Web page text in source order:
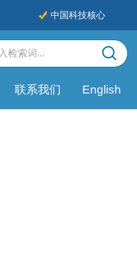
中国科技核心
联系我们 English